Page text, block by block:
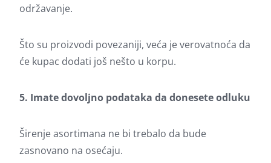
održavanje.
Što su proizvodi povezaniji, veća je verovatnoća da
će kupac dodati još nešto u korpu.
5. Imate dovoljno podataka da donesete odluku
Širenje asortimana ne bi trebalo da bude
zasnovano na osećaju.